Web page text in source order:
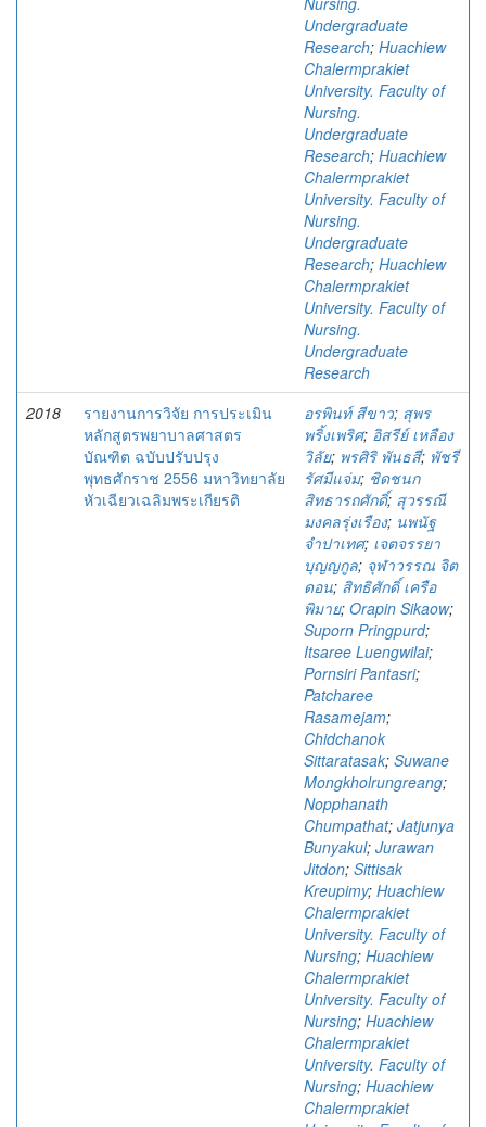
Undergraduate
Research; Huachiew
Chalermprakiet
University. Faculty of
Nursing.
Undergraduate
Research; Huachiew
Chalermprakiet
University. Faculty of
Nursing.
Undergraduate
Research; Huachiew
Chalermprakiet
University. Faculty of
Nursing.
Undergraduate
Research
2018
รายงานการวิจัย การประเมิน
หลักสูตรพยาบาลศาสตร
บัณฑิต ฉบับปรับปรุง
พุทธศักราช 2556 มหาวิทยาลัย
หัวเฉียวเฉลิมพระเกียรติ
อรพินท์ สีขาว; สุพร
พริ้งเพริศ; อิสรีย์ เหลือง
วิลัย; พรศิริ พันธสี; พัชรี
รัศมีแจ่ม; ชิดชนก
สิทธารถศักดิ์; สุวรรณี
มงคลรุ่งเรือง; นพนัฐ
จำปาเทศ; เจตจรรยา
บุญญกูล; จุฬาวรรณ จิต
ดอน; สิทธิศักดิ์ เครือ
พิมาย; Orapin Sikaow;
Suporn Pringpurd;
Itsaree Luengwilai;
Pornsiri Pantasri;
Patcharee
Rasamejam;
Chidchanok
Sittaratasak; Suwane
Mongkholrungreang;
Nopphanath
Chumpathat; Jatjunya
Bunyakul; Jurawan
Jitdon; Sittisak
Kreupimy; Huachiew
Chalermprakiet
University. Faculty of
Nursing; Huachiew
Chalermprakiet
University. Faculty of
Nursing; Huachiew
Chalermprakiet
University. Faculty of
Nursing; Huachiew
Chalermprakiet